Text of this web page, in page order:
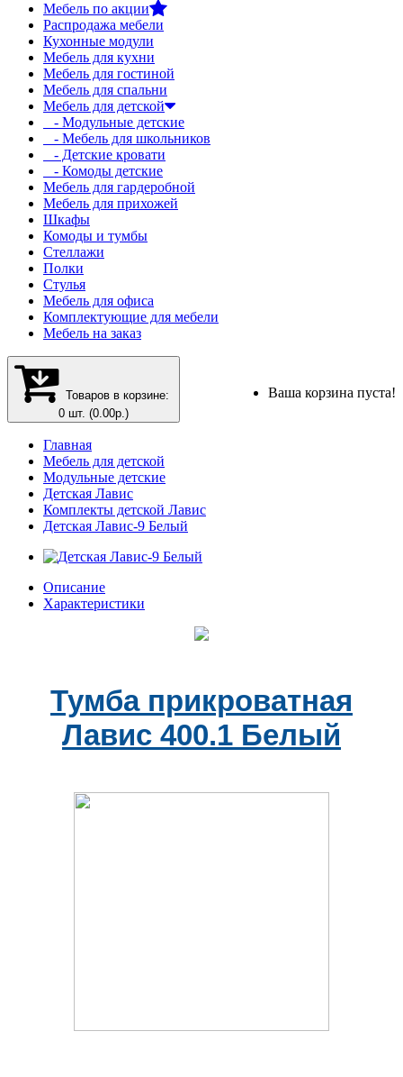
Мебель по акции
Распродажа мебели
Кухонные модули
Мебель для кухни
Мебель для гостиной
Мебель для спальни
Мебель для детской
- Модульные детские
- Мебель для школьников
- Детские кровати
- Комоды детские
Мебель для гардеробной
Мебель для прихожей
Шкафы
Комоды и тумбы
Стеллажи
Полки
Стулья
Мебель для офиса
Комплектующие для мебели
Мебель на заказ
Товаров в корзине:
0 шт. (0.00р.)
Ваша корзина пуста!
Главная
Мебель для детской
Модульные детские
Детская Лавис
Комплекты детской Лавис
Детская Лавис-9 Белый
Описание
Характеристики
Тумба прикроватная
Лавис 400.1 Белый